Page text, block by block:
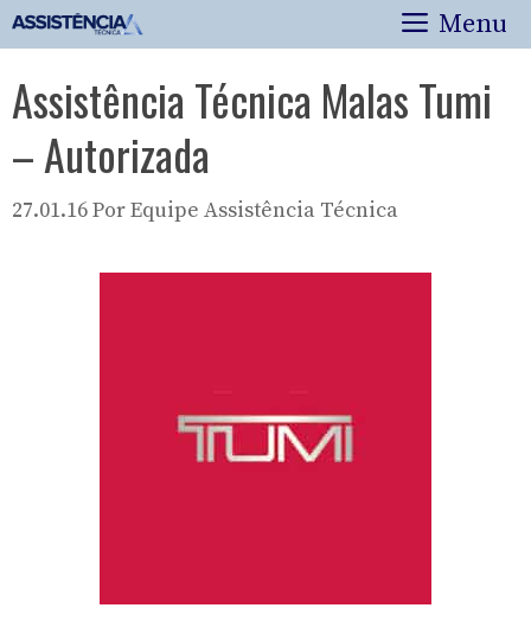
Pular
para
conteúdo
Menu
Assistência Técnica Malas Tumi
– Autorizada
27.01.16PorEquipe Assistência Técnica